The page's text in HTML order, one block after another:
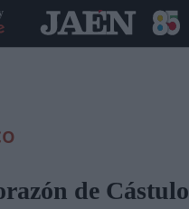
de Cástulo